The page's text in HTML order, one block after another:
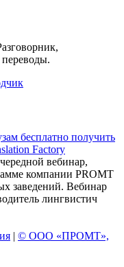
бесплатно получить
Factory
вебинар,
компании PROMT
заведений. Вебинар
лингвистич
| © ООО «ПРОМТ»,